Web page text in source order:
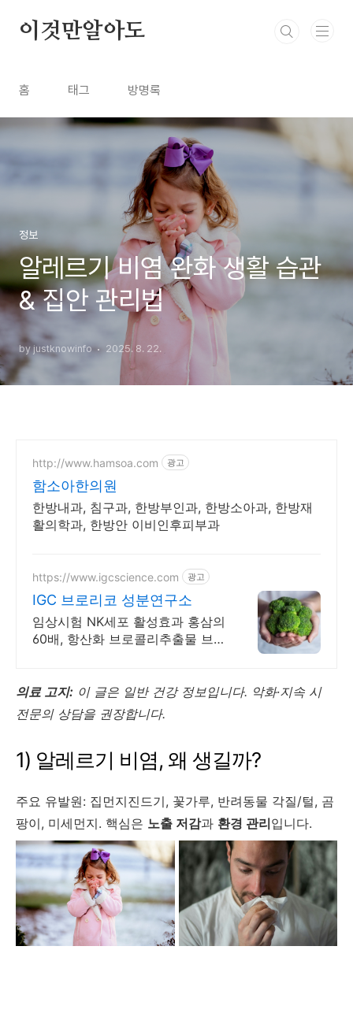
이것만알아도
홈 태그 방명록
정보
알레르기 비염 완화 생활 습관
& 집안 관리법
by justknowinfo 2025. 8. 22.
http://www.hamsoa.com 광고
함소아한의원
한방내과, 침구과, 한방부인과, 한방소아과, 한방재
활의학과, 한방안 이비인후피부과
https://www.igcscience.com 광고
IGC 브로리코 성분연구소
임상시험 NK세포 활성효과 홍삼의
60배, 항산화 브로콜리추출물 브로
의료 고지: 이 글은 일반 건강 정보입니다. 악화·지속 시
전문의 상담을 권장합니다.
1) 알레르기 비염, 왜 생길까?
주요 유발원: 집먼지진드기, 꽃가루, 반려동물 각질/털, 곰
팡이, 미세먼지. 핵심은 노출 저감과 환경 관리입니다.